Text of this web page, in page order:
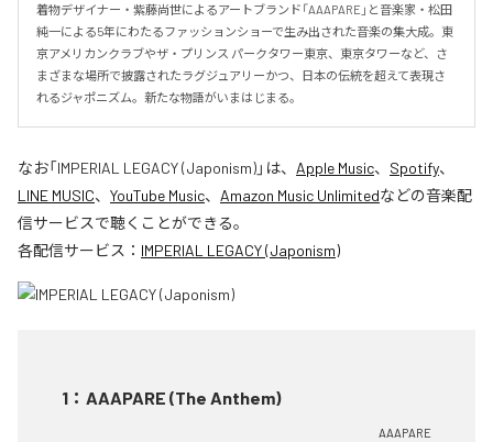
着物デザイナー・紫藤尚世によるアートブランド「AAAPARE」と音楽家・松田
純一による5年にわたるファッションショーで生み出された音楽の集大成。東
京アメリカンクラブやザ・プリンス パークタワー東京、東京タワーなど、さ
まざまな場所で披露されたラグジュアリーかつ、日本の伝統を超えて表現さ
れるジャポニズム。新たな物語がいまはじまる。
なお「IMPERIAL LEGACY (Japonism)」は、 Apple Music、 Spotify、
LINE MUSIC、 YouTube Music、 Amazon Music Unlimitedなどの音楽配
信サービスで聴くことができる。
各配信サービス： IMPERIAL LEGACY (Japonism)
1 ： AAAPARE (The Anthem)
AAAPARE